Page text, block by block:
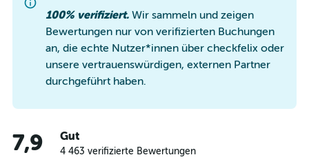
100% verifiziert. Wir sammeln und zeigen
Bewertungen nur von verifizierten Buchungen
an, die echte Nutzer*innen über checkfelix oder
unsere vertrauenswürdigen, externen Partner
durchgeführt haben.
7,9 Gut
4 463 verifizierte Bewertungen